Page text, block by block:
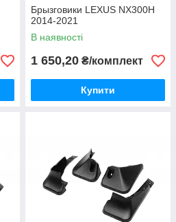
Брызговики LEXUS NX300H
2014-2021
В наявності
1 650,20 ₴/комплект
Купити